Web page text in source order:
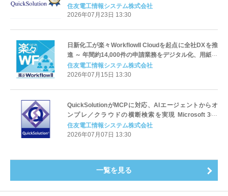
上半期ランキング）
住友電工情報システム株式会社
2026年07月23日 13:30
日新化工が楽々WorkflowII Cloudを起点に全社DXを推
進 ～ 年間約14,000件の申請業務をデジタル化、用紙購
入量40%削減を実現 ～
住友電工情報システム株式会社
2026年07月15日 13:30
QuickSolutionがMCPに対応、AIエージェントからオ
ンプレ／クラウドの横断検索を実現 Microsoft 365
Copilotをはじめ多様なAI利用を支える企業全体のナレ
ッジ活用基盤に
住友電工情報システム株式会社
2026年07月07日 13:30
一覧を見る